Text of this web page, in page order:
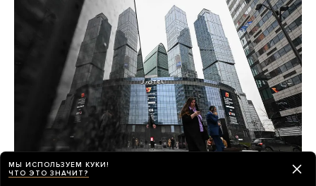
МЫ ИСПОЛЬЗУЕМ КУКИ!
ЧТО ЭТО ЗНАЧИТ?